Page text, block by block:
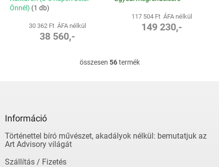
Önnél) (1 db)
30 362 Ft ÁFA nélkül
38 560,-
117 504 Ft ÁFA nélkül
149 230,-
L
á
n
összesen 56termék
Információ
Történettel bíró művészet, akadályok nélkül: bemutatjuk az
Art Advisory világát
Szállítás / Fizetés